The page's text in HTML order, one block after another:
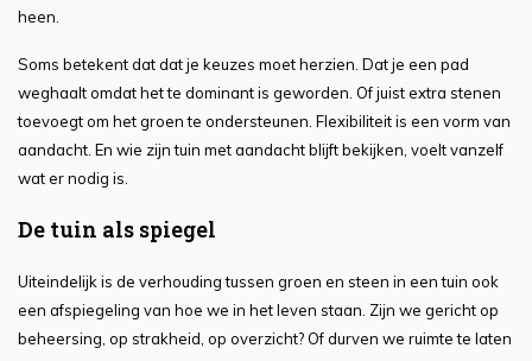
heen.
Soms betekent dat dat je keuzes moet herzien. Dat je een pad
weghaalt omdat het te dominant is geworden. Of juist extra stenen
toevoegt om het groen te ondersteunen. Flexibiliteit is een vorm van
aandacht. En wie zijn tuin met aandacht blijft bekijken, voelt vanzelf
wat er nodig is.
De tuin als spiegel
Uiteindelijk is de verhouding tussen groen en steen in een tuin ook
een afspiegeling van hoe we in het leven staan. Zijn we gericht op
beheersing, op strakheid, op overzicht? Of durven we ruimte te laten